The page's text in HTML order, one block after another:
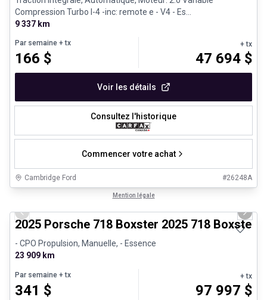
Compression Turbo I-4 -inc: remote e - V4 - Es...
9 337 km
Par semaine + tx
166 $
+ tx
47 694 $
Voir les détails
Consultez l'historique
Commencer votre achat
Cambridge Ford #26248A
Mention légale
Véhicules d'occasion certifiés
Previous slide Next
2025 Porsche 718 Boxster 2025 718 Boxster -
- CPO Propulsion, Manuelle, - Essence
23 909 km
Par semaine + tx
341 $
+ tx
97 997 $